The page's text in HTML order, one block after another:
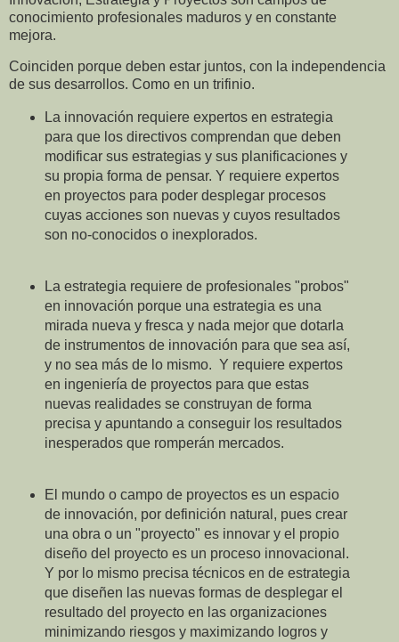
conocimiento profesionales maduros y en constante
mejora.
Coinciden porque deben estar juntos, con la independencia
de sus desarrollos. Como en un trifinio.
La innovación requiere expertos en estrategia
para que los directivos comprendan que deben
modificar sus estrategias y sus planificaciones y
su propia forma de pensar. Y requiere expertos
en proyectos para poder desplegar procesos
cuyas acciones son nuevas y cuyos resultados
son no-conocidos o inexplorados.
La estrategia requiere de profesionales "probos"
en innovación porque una estrategia es una
mirada nueva y fresca y nada mejor que dotarla
de instrumentos de innovación para que sea así,
y no sea más de lo mismo. Y requiere expertos
en ingeniería de proyectos para que estas
nuevas realidades se construyan de forma
precisa y apuntando a conseguir los resultados
inesperados que romperán mercados.
El mundo o campo de proyectos es un espacio
de innovación, por definición natural, pues crear
una obra o un "proyecto" es innovar y el propio
diseño del proyecto es un proceso innovacional.
Y por lo mismo precisa técnicos en de estrategia
que diseñen las nuevas formas de desplegar el
resultado del proyecto en las organizaciones
minimizando riesgos y maximizando logros y